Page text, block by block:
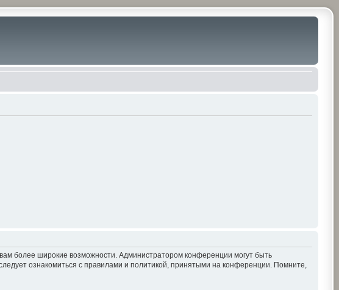
более широкие возможности. Администратором конференции могут быть
ознакомиться с правилами и политикой, принятыми на конференции. Помните,